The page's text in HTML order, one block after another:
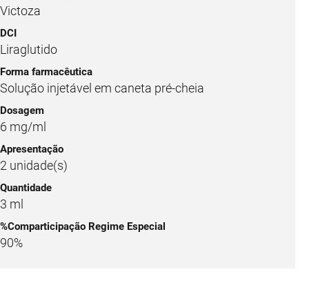
Victoza
Liraglutido
Solução injetável em caneta pré-cheia
6 mg/ml
2 unidade(s)
3 ml
90%